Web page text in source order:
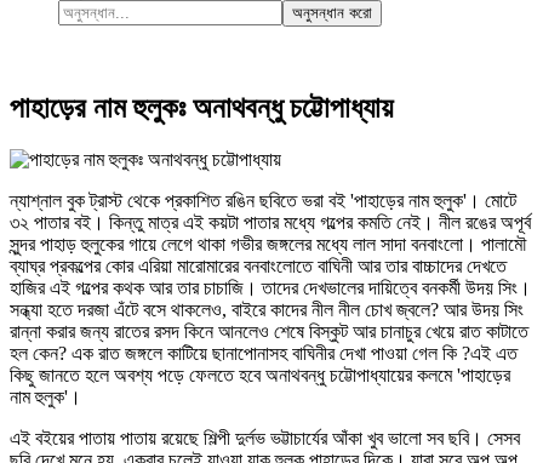
অনুসন্ধান করো
পাহাড়ের নাম হুলুকঃ অনাথবন্ধু চট্টোপাধ্যায়
ন্যাশ্‌নাল বুক ট্রাস্ট থেকে প্রকাশিত রঙিন ছবিতে ভরা বই 'পাহাড়ের নাম হুলুক'। মোটে
৩২ পাতার বই। কিন্তু মাত্র এই কয়টা পাতার মধ্যে গল্পের কমতি নেই। নীল রঙের অপূর্ব
সুন্দর পাহাড় হুলুকের গায়ে লেগে থাকা গভীর জঙ্গলের মধ্যে লাল সাদা বনবাংলো। পালামৌ
ব্যাঘ্র প্রকল্পের কোর এরিয়া মারোমারের বনবাংলোতে বাঘিনী আর তার বাচ্চাদের দেখতে
হাজির এই গল্পের কথক আর তার চাচাজি। তাদের দেখভালের দায়িত্বে বনকর্মী উদয় সিং।
সন্ধ্যা হতে দরজা এঁটে বসে থাকলেও, বাইরে কাদের নীল নীল চোখ জ্বলে? আর উদয় সিং
রান্না করার জন্য রাতের রসদ কিনে আনলেও শেষে বিস্কুট আর চানাচুর খেয়ে রাত কাটাতে
হল কেন? এক রাত জঙ্গলে কাটিয়ে ছানাপোনাসহ বাঘিনীর দেখা পাওয়া গেল কি ?এই এত
কিছু জানতে হলে অবশ্য পড়ে ফেলতে হবে অনাথবন্ধু চট্টোপাধ্যায়ের কলমে 'পাহাড়ের
নাম হুলুক'।
এই বইয়ের পাতায় পাতায় রয়েছে শিল্পী দুর্লভ ভট্টাচার্যের আঁকা খুব ভালো সব ছবি। সেসব